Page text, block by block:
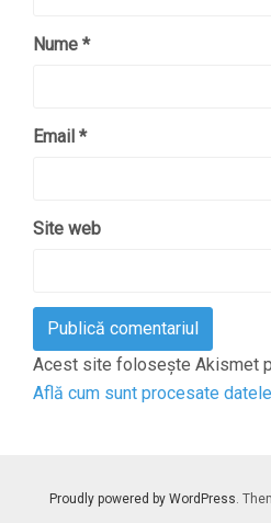
Nume *
Email *
Site web
Acest site folosește Akismet
Află cum sunt procesate
Proudly powered by WordPress.